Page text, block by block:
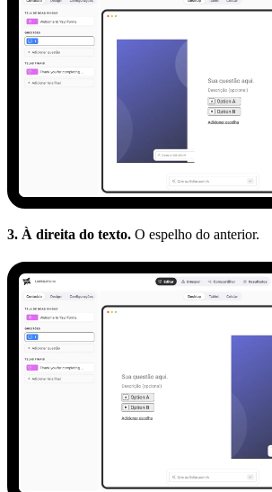
3. À direita do texto. O espelho do anterior.